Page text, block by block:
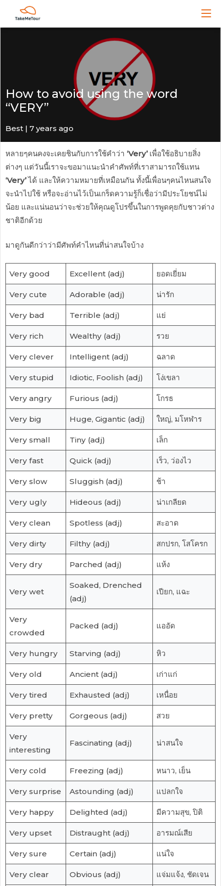
How to avoid using the word
“VERY”
Best | 7 years ago
หลายๆคนคงจะเคยชินกับการใช้คำว่า ‘Very’เพื่อใช้อธิบายสิ่ง
ต่างๆ แต่วันนี้เราจะขอมาแนะนำคำศัพท์ที่เราสามารถใช้แทน
‘Very’ได้ และให้ความหมายที่เหมือนกัน ทั้งนี้เพื่อนๆคนไหนสนใจ
จะนำไปใช้ หรือจะอ่านไว้เป็นเกร็ดความรู้ก็เชื่อว่ามีประโยชน์ไม่
น้อย และแน่นอนว่าจะช่วยให้คุณดูโปรขึ้นในการพูดคุยกับชาวต่าง
ชาติอีกด้วย
มาดูกันดีกว่าว่ามีศัพท์คำไหนที่น่าสนใจบ้าง
Very good Excellent (adj) ยอดเยี่ยม
Very cute Adorable (adj) น่ารัก
Very bad Terrible (adj) แย่
Very rich Wealthy (adj) รวย
Very clever Intelligent (adj) ฉลาด
Very stupid Idiotic, Foolish (adj) โง่เขลา
Very angry Furious (adj) โกรธ
Very big Huge, Gigantic (adj) ใหญ่, มโหฬาร
Very small Tiny (adj) เล็ก
Very fast Quick (adj) เร็ว, ว่องไว
Very slow Sluggish (adj) ช้า
Very ugly Hideous (adj) น่าเกลียด
Very clean Spotless (adj) สะอาด
Very dirty Filthy (adj) สกปรก, โสโครก
Very dry Parched (adj) แห้ง
Very wet
Soaked, Drenched
(adj)
เปียก, แฉะ
Very
crowded
Packed (adj) แออัด
Very hungry Starving (adj) หิว
Very old Ancient (adj) เก่าแก่
Very tired Exhausted (adj) เหนื่อย
Very pretty Gorgeous (adj) สวย
Very
interesting
Fascinating (adj) น่าสนใจ
Very cold Freezing (adj) หนาว, เย็น
Very surprise Astounding (adj) แปลกใจ
Very happy Delighted (adj) มีความสุข, ปิติ
Very upset Distraught (adj) อารมณ์เสีย
Very sure Certain (adj) แน่ใจ
Very clear Obvious (adj) แจ่มแจ้ง, ชัดเจน